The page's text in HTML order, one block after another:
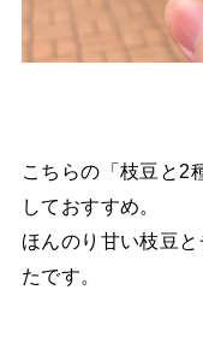
こちらの「枝豆と2
しておすすめ。
ほんのり甘い枝豆
たです。